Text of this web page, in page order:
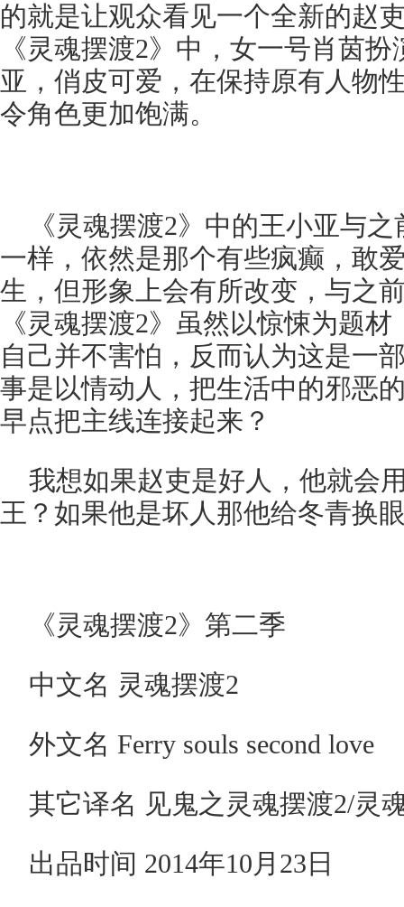
的就是让观众看见一个全新的赵
《灵魂摆渡2》中，女一号肖茵
亚，俏皮可爱，在保持原有人物
令角色更加饱满。
《灵魂摆渡2》中的王小亚与
一样，依然是那个有些疯癫，敢
生，但形象上会有所改变，与之
《灵魂摆渡2》虽然以惊悚为题
自己并不害怕，反而认为这是一
事是以情动人，把生活中的邪恶
早点把主线连接起来？
我想如果赵吏是好人，他就会
王？如果他是坏人那他给冬青换
《灵魂摆渡2》第二季
中文名 灵魂摆渡2
外文名 Ferry souls second love
其它译名 见鬼之灵魂摆渡2/灵
出品时间 2014年10月23日